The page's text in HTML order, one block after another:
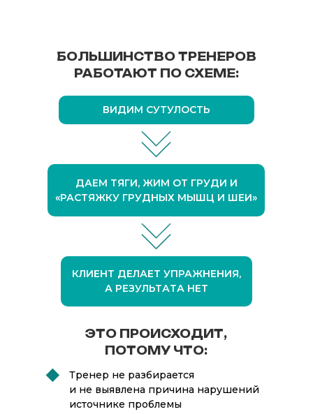
КЛИЕНТ ДЕЛАЕТ УПРАЖНЕНИЯ,
А РЕЗУЛЬТАТА НЕТ
ВИДИМ СУТУЛОСТЬ
ДАЕМ ТЯГИ, ЖИМ ОТ ГРУДИ И
«РАСТЯЖКУ ГРУДНЫХ МЫШЦ И ШЕИ»
ЭТО ПРОИСХОДИТ,
ПОТОМУ ЧТО:
БОЛЬШИНСТВО ТРЕНЕРОВ
РАБОТАЮТ ПО СХЕМЕ:
Тренер не разбирается
и не выявлена причина нарушений
источнике проблемы